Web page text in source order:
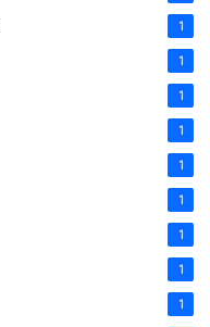
1
1
1
1
1
1
1
1
1